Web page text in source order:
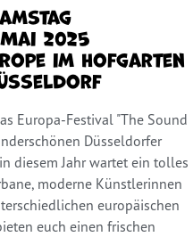
2025
im Hofgarten
Europa-Festival "The Sound
Düsseldorfer
diesem Jahr wartet ein tolles
moderne Künstlerinnen
europäischen
euch einen frischen